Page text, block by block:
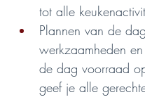
tot alle
Plannen van de
werkzaamheden
de dag voorraad
geef je alle